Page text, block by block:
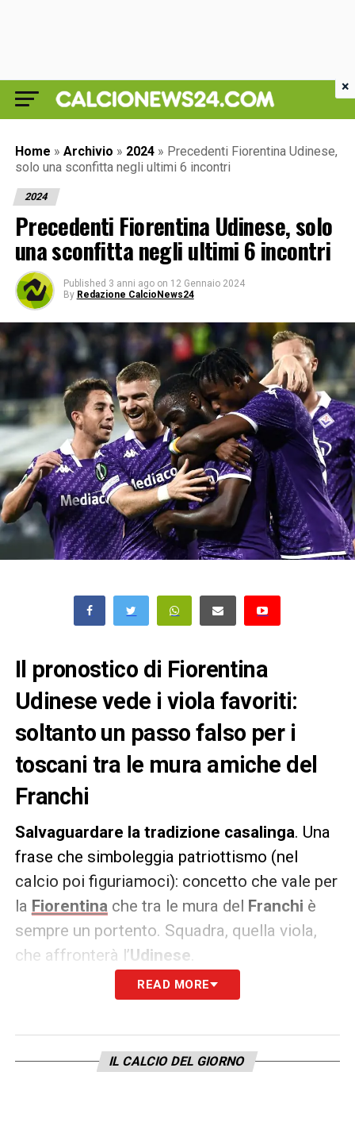
Home » Archivio » 2024 » Precedenti Fiorentina Udinese,
solo una sconfitta negli ultimi 6 incontri
2024
Precedenti Fiorentina Udinese, solo
una sconfitta negli ultimi 6 incontri
Published 3 anni ago on 12 Gennaio 2024
By Redazione CalcioNews24
Il pronostico di Fiorentina
Udinese vede i viola favoriti:
soltanto un passo falso per i
toscani tra le mura amiche del
Franchi
Salvaguardare la tradizione casalinga. Una
frase che simboleggia patriottismo (nel
calcio poi figuriamoci): concetto che vale per
la Fiorentinache tra le mura del Franchi è
sempre un portento. Squadra, quella viola,
che affronterà l’Udinese
I pronostici vedono favorita la Viola,
2016/2017 la Fiorentina ha sempre vinto in
READ MORE
IL CALCIO DEL GIORNO
×